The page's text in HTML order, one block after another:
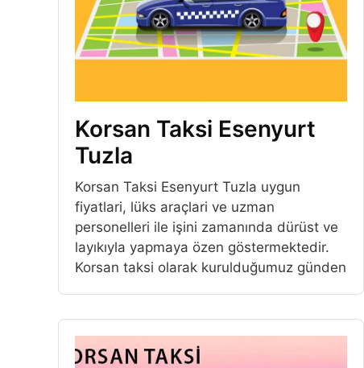
Korsan Taksi Esenyurt
Tuzla
Korsan Taksi Esenyurt Tuzla uygun
fiyatlari, lüks araçlari ve uzman
personelleri ile işini zamanında dürüst ve
layıkıyla yapmaya özen göstermektedir.
Korsan taksi olarak kurulduğumuz günden